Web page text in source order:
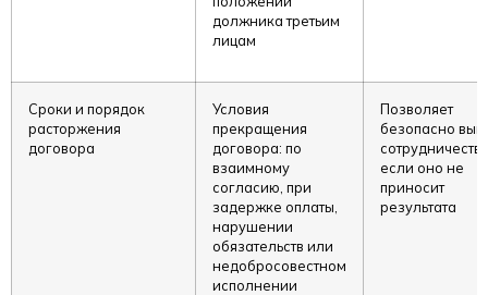
должника третьим
лицам
Сроки и порядок
расторжения
договора
Условия
прекращения
договора: по
взаимному
согласию, при
задержке оплаты,
нарушении
обязательств или
недобросовестном
исполнении
Позволяет
безопасно
если оно не
приносит
результата